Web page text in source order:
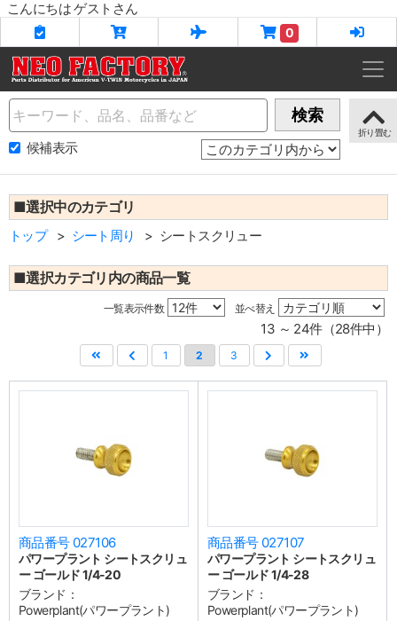
こんにちは ゲストさん
0
Name 検索
候補表示
■選択中のカテゴリ
トップ シート周り シートスクリュー
■選択カテゴリ内の商品一覧
一覧表示件数 並べ替え
13 ～ 24件（28件中）
1 2 3
商品番号 027106
パワープラント シートスクリュ
ー ゴールド 1/4-20
ブランド：
Powerplant(パワープラント)
商品番号 027107
パワープラント シートスクリュ
ー ゴールド 1/4-28
ブランド：
Powerplant(パワープラント)